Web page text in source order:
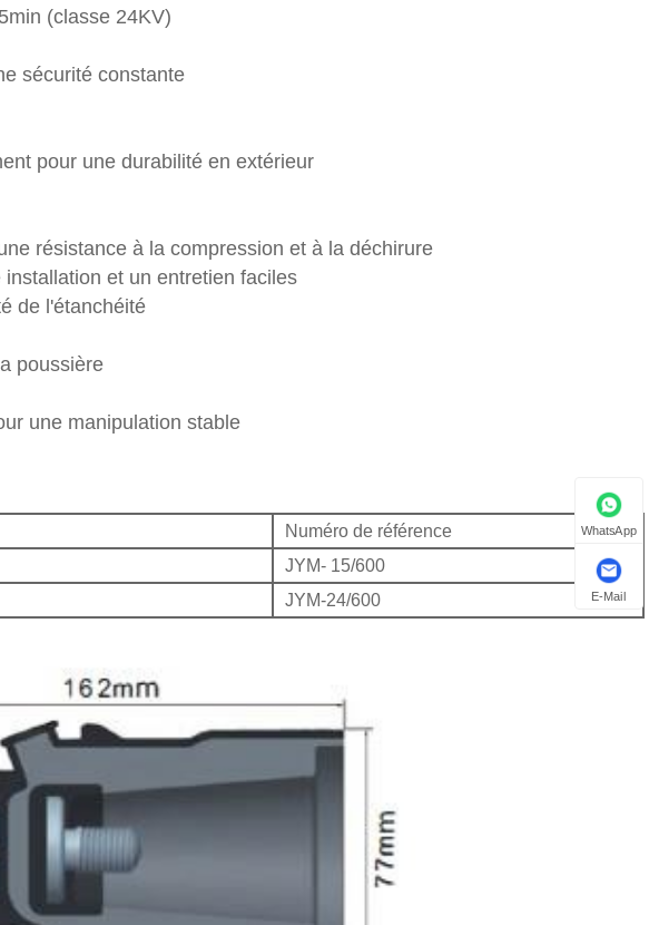
(classe 24KV)
sécurité constante
pour une durabilité en extérieur
résistance à la compression et à la déchirure
et un entretien faciles
de l'étanchéité
poussière
une manipulation stable
Numéro de référence
JYM- 15/600
JYM-24/600
WhatsApp
E-Mail